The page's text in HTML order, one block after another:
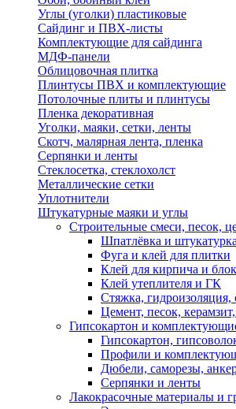
Углы (уголки) пластиковые
Сайдинг и ПВХ-листы
Комплектующие для сайдинга
МДФ-панели
Облицовочная плитка
Плинтусы ПВХ и комплектующие
Потолочные плиты и плинтусы
Пленка декоративная
Уголки, маяки, сетки, ленты
Скотч, малярная лента, пленка
Серпянки и ленты
Стеклосетка, стеклохолст
Металлические сетки
Уплотнители
Штукатурные маяки и углы
Строительные смеси, песок,
Шпатлёвка и
Фуга и клей для плитки
Клей для кирпича и
Клей утеплителя и ГК
Стяжка, гидроизоляция,
Цемент, песок,
Гипсокартон и
Гипсокартон,
Профили и
Дюбели, саморезы,
Серпянки и ленты
Лакокрасочные материалы и